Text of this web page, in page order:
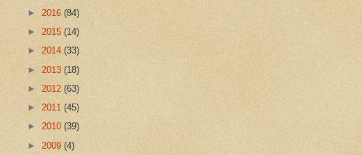
► 2016 (84)
► 2015 (14)
► 2014 (33)
► 2013 (18)
► 2012 (63)
► 2011 (45)
► 2010 (39)
► 2009 (4)